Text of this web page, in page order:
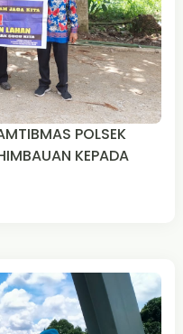
POLSEK
KEPADA